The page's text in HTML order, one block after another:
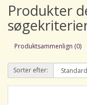
Produkter
Produktsammenlign (0)
Sorter efter: